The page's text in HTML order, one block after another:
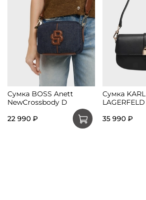
Сумка BOSS Anett
NewCrossbody D
22 990 ₽
Сумка KARL
LAGERFELD
35 990 ₽